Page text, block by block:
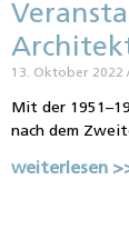
13. Oktober 2022
Mit der
nach dem
weiterlesen